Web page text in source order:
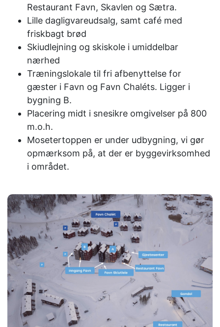
Restaurant Favn, Skavlen og Sætra.
Lille dagligvareudsalg, samt café med
friskbagt brød
Skiudlejning og skiskole i umiddelbar
nærhed
Træningslokale til fri afbenyttelse for
gæster i Favn og Favn Chaléts. Ligger i
bygning B.
Placering midt i snesikre omgivelser på 800
m.o.h.
Mosetertoppen er under udbygning, vi gør
opmærksom på, at der er byggevirksomhed
i området.